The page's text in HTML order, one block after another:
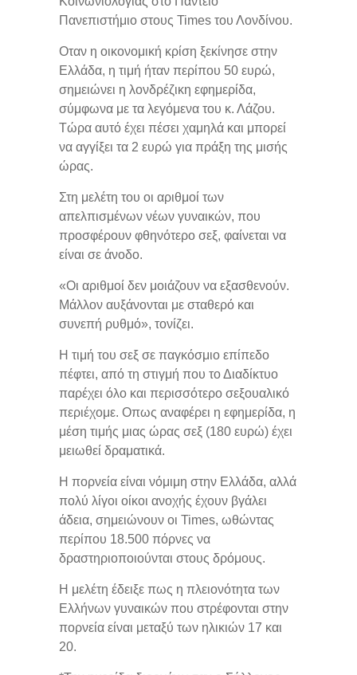
Πανεπιστήμιο στους Times του Λονδίνου.
Οταν η οικονομική κρίση ξεκίνησε στην
Ελλάδα, η τιμή ήταν περίπου 50 ευρώ,
σημειώνει η λονδρέζικη εφημερίδα,
σύμφωνα με τα λεγόμενα του κ. Λάζου.
Τώρα αυτό έχει πέσει χαμηλά και μπορεί
να αγγίξει τα 2 ευρώ για πράξη της μισής
ώρας.
Στη μελέτη του οι αριθμοί των
απελπισμένων νέων γυναικών, που
προσφέρουν φθηνότερο σεξ, φαίνεται να
είναι σε άνοδο.
«Οι αριθμοί δεν μοιάζουν να εξασθενούν.
Μάλλον αυξάνονται με σταθερό και
συνεπή ρυθμό», τονίζει.
Η τιμή του σεξ σε παγκόσμιο επίπεδο
πέφτει, από τη στιγμή που το Διαδίκτυο
παρέχει όλο και περισσότερο σεξουαλικό
περιέχομε. Οπως αναφέρει η εφημερίδα, η
μέση τιμής μιας ώρας σεξ (180 ευρώ) έχει
μειωθεί δραματικά.
Η πορνεία είναι νόμιμη στην Ελλάδα, αλλά
πολύ λίγοι οίκοι ανοχής έχουν βγάλει
άδεια, σημειώνουν οι Times, ωθώντας
περίπου 18.500 πόρνες να
δραστηριοποιούνται στους δρόμους.
Η μελέτη έδειξε πως η πλειονότητα των
Ελλήνων γυναικών που στρέφονται στην
πορνεία είναι μεταξύ των ηλικιών 17 και
20.